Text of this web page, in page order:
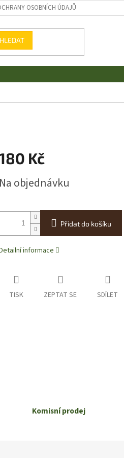
OSOBNÍCH ÚDAJŮ
HLEDAT
Kč
cena:
Na objednávku
Přidat do košíku
informace
TISK ZEPTAT SE SDÍLET
Komisní prodej